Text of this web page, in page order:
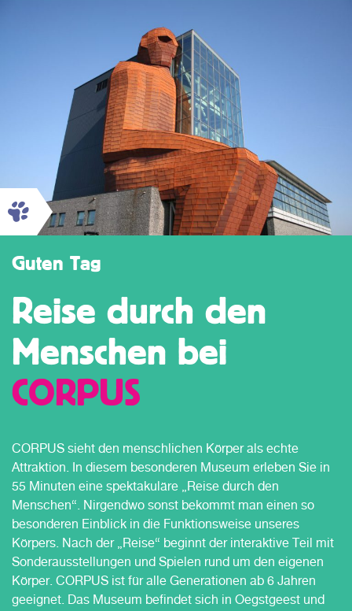
Guten Tag
Reise durch den
Menschen bei
CORPUS
CORPUS sieht den menschlichen Körper als echte
Attraktion. In diesem besonderen Museum erleben Sie in
55 Minuten eine spektakuläre „Reise durch den
Menschen“. Nirgendwo sonst bekommt man einen so
besonderen Einblick in die Funktionsweise unseres
Körpers. Nach der „Reise“ beginnt der interaktive Teil mit
Sonderausstellungen und Spielen rund um den eigenen
Körper. CORPUS ist für alle Generationen ab 6 Jahren
geeignet. Das Museum befindet sich in Oegstgeest und